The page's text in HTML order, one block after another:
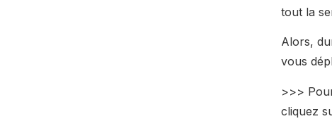
tout la
Alors,
vous
>>>
cliquez